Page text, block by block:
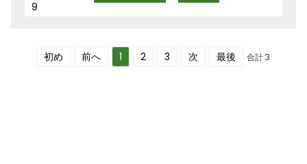
初め 前へ 1 2 3 次 最後 合計 3